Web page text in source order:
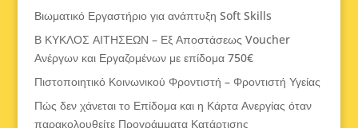
Βιωματικό Εργαστήριο για ανάπτυξη Soft Skills
Β ΚΥΚΛΟΣ ΑΙΤΗΣΕΩΝ – Εξ Αποστάσεως Voucher
Ανέργων και Εργαζομένων με επίδομα 750€
Πιστοποιητικό Κοινωνικού Φροντιστή – Φροντιστή Υγείας
Πώς δεν χάνεται το Επίδομα και η Κάρτα Ανεργίας όταν
παρακολουθείτε Προγράμματα Κατάρτισης